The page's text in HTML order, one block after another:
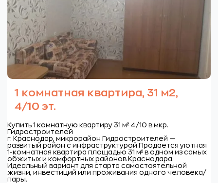
1 комнатная квартира, 31 м2,
4/10 эт.
Купить 1 комнатную квартиру 31 м² 4/10 в мкр.
Гидростроителей
г. Краснодар, микрорайон Гидростроителей —
развитый район с инфраструктурой Продается уютная
1-комнатная квартира площадью 31 м² в одном из самых
обжитых и комфортных районов Краснодара.
Идеальный вариант для старта самостоятельной
жизни, инвестиций или проживания одного человека/
пары.